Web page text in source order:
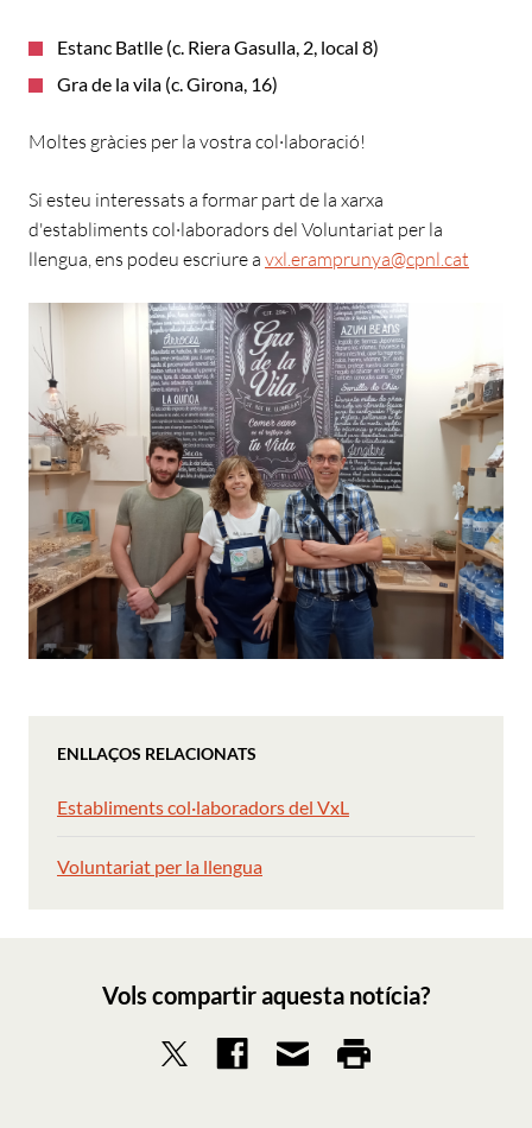
Estanc Batlle (c. Riera Gasulla, 2, local 8)
Gra de la vila (c. Girona, 16)
Moltes gràcies per la vostra col·laboració!
Si esteu interessats a formar part de la xarxa
d'establiments col·laboradors del Voluntariat per la
llengua, ens podeu escriure a vxl.eramprunya@cpnl.cat
ENLLAÇOS RELACIONATS
Establiments col·laboradors del VxL
Voluntariat per la llengua
Vols compartir aquesta notícia?